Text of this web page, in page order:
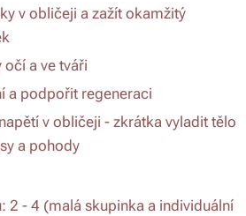
v obličeji a zažít okamžitý
a ve tváři
a podpořit regeneraci
v obličeji - zkrátka vyladit tělo
a pohody
2 - 4 (malá skupinka a individuální